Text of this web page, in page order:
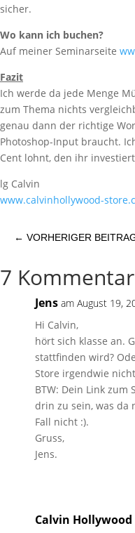
sicher.
Wo kann ich buchen?
Auf meiner Seminarseite
Fazit
Ich werde da jede Menge
zum Thema nichts
genau dann der richtige
Photoshop-Input braucht.
Cent lohnt, den ihr
lg Calvin
www.calvinhollywood-
← VORHERIGER
7
Jens am August 19,
Hi Calvin,
hört sich klasse an.
stattfinden wird?
Store irgendwie
BTW: Dein Link zum
drin zu sein, was da
Fall nicht :).
Gruss,
Jens.
Calvin Hollywood